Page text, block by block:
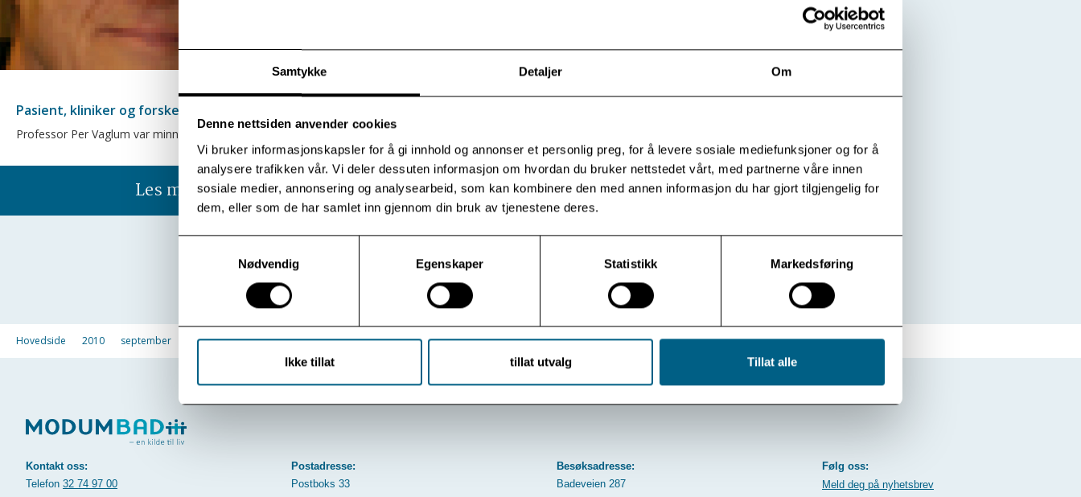
Samtykke Detaljer Om
Denne nettsiden anvender cookies
Vi bruker informasjonskapsler for å gi innhold og annonser et personlig preg, for å levere sosiale mediefunksjoner og for å
analysere trafikken vår. Vi deler dessuten informasjon om hvordan du bruker nettstedet vårt, med partnerne våre innen
sosiale medier, annonsering og analysearbeid, som kan kombinere den med annen informasjon du har gjort tilgjengelig for
dem, eller som de har samlet inn gjennom din bruk av tjenestene deres.
Nødvendig
Egenskaper Statistikk Markedsføring
Ikke tillat tillat utvalg Tillat alle
Pasient, kliniker og forsker på samme lag?
Professor Per Vaglum var minneforeleser 8. september.
Les mer Les mer
Vis flere Se arkiv
Hovedside 2010 september
Kontakt oss:
Telefon 32 74 97 00
Postadresse:
Postboks 33
Besøksadresse:
Badeveien 287
Følg oss:
Meld deg på nyhetsbrev